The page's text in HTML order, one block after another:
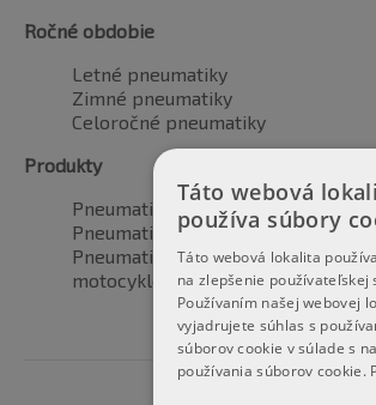
Ročné obdobie
Letné pneumatiky
Zimné pneumatiky
Celoročné pneumatiky
Produkty
Pneumatiky pre automobily
Pneumatiky pre SUV / 4x4
Pneumatiky pre dodávku
motocyklové pneumatiky
Táto webová
používa súbory
Táto webová lokalita
na zlepšenie používateľskej
Používaním našej webovej
vyjadrujete súhlas s
súborov cookie v súlade s
používania súborov cookie.